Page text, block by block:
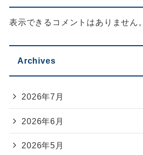
表示できるコメントはありません。
Archives
2026年7月
2026年6月
2026年5月